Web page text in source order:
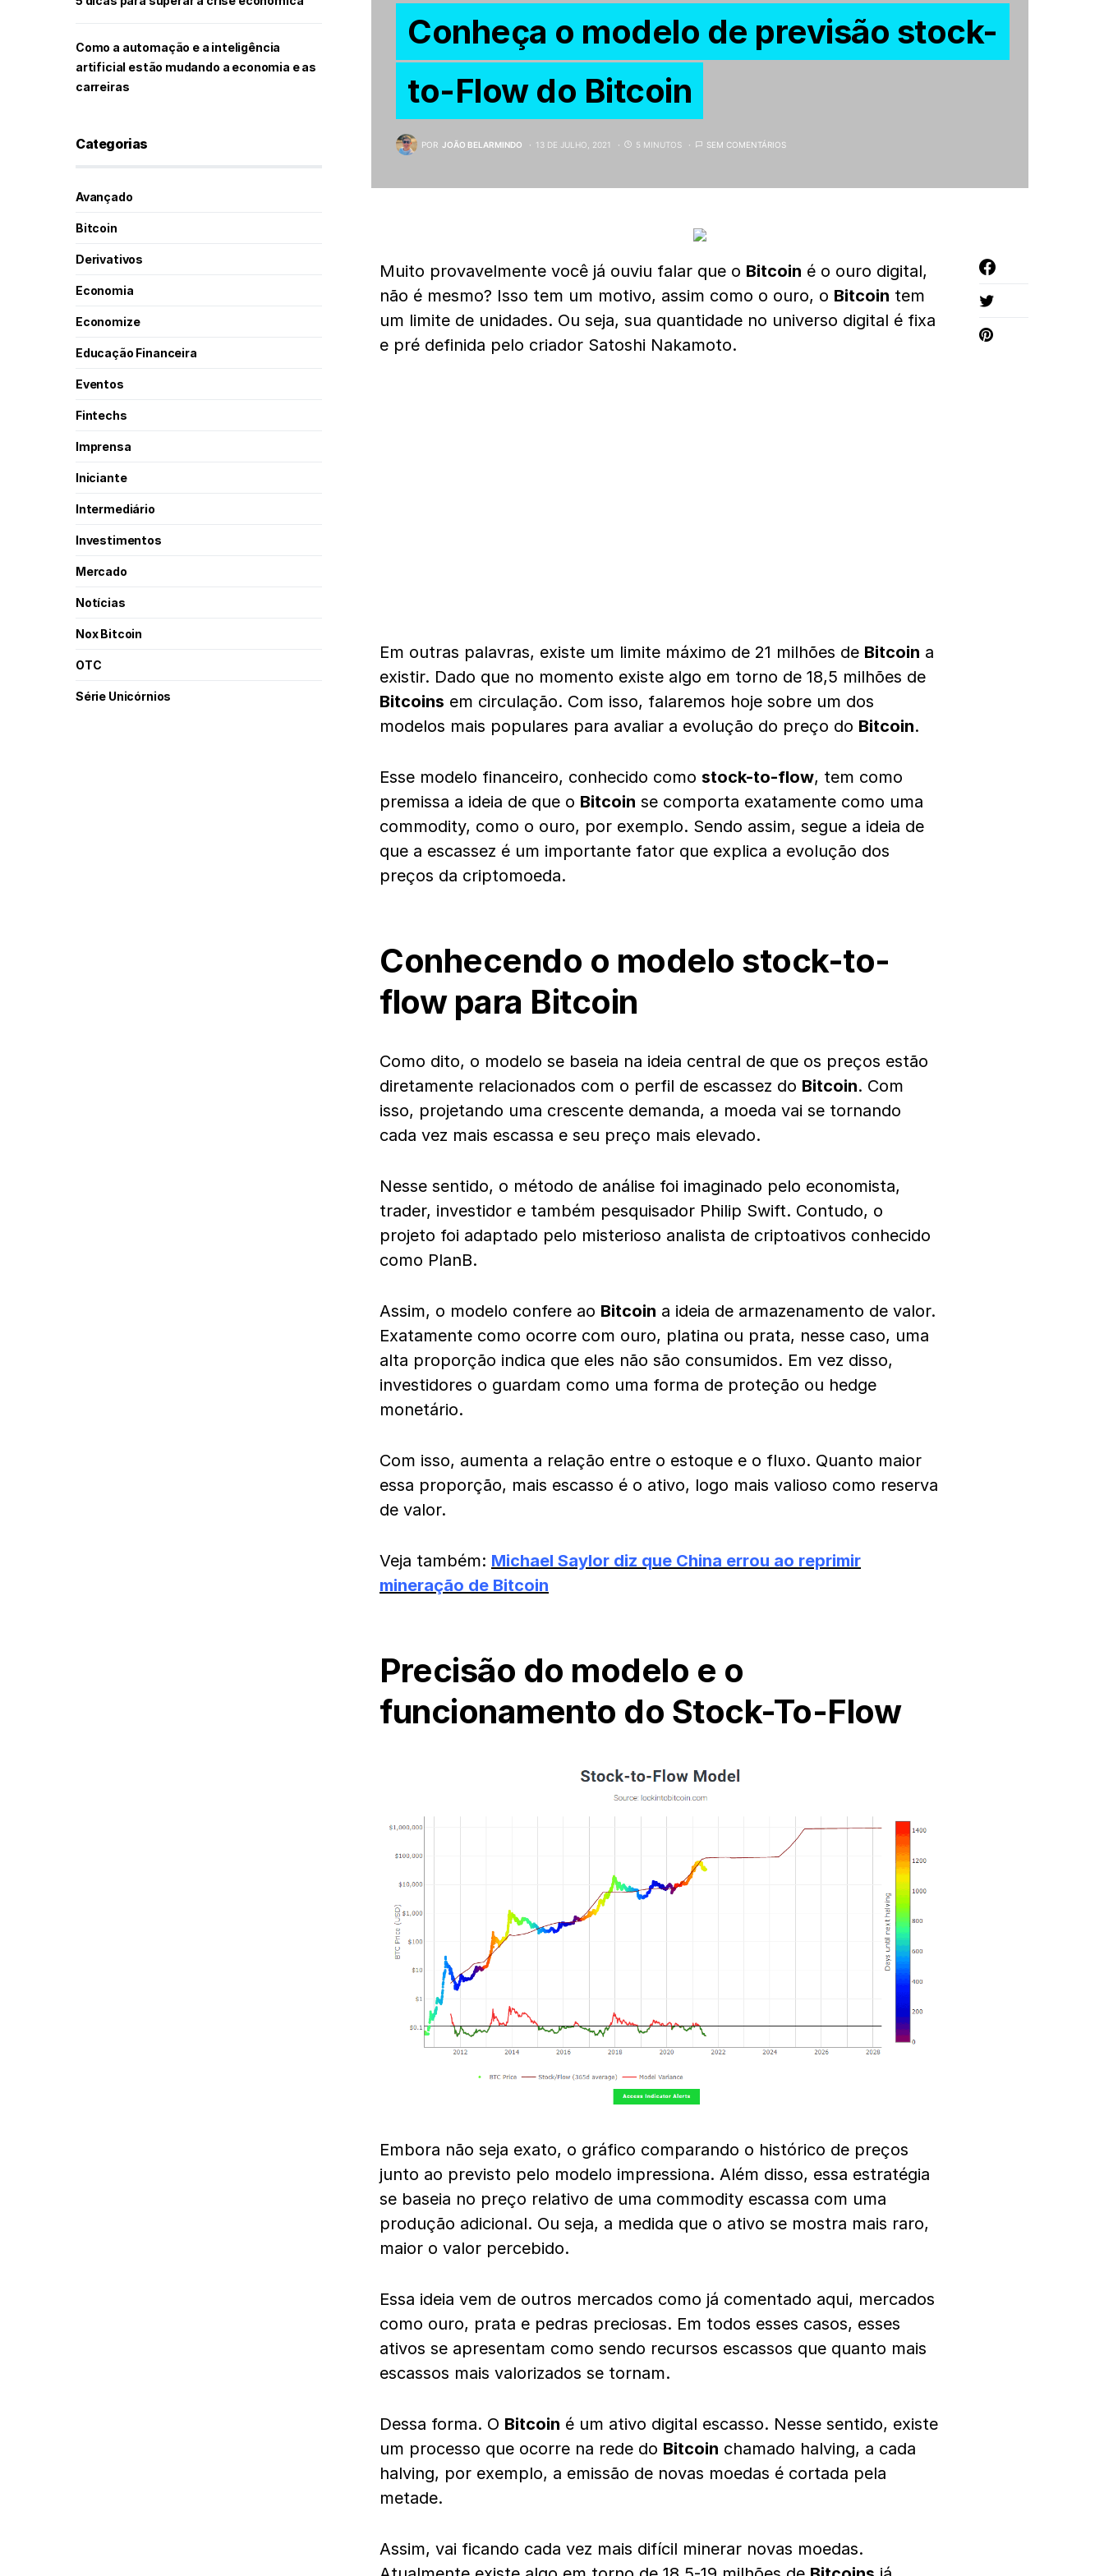
Conheça o modelo de previsão stock-
to-Flow do Bitcoin
POR JOÃO BELARMINDO 13 DE JULHO, 2021 5 MINUTOS SEM COMENTÁRIOS
Muito provavelmente você já ouviu falar que o Bitcoin é o ouro digital,
não é mesmo? Isso tem um motivo, assim como o ouro, o Bitcoin tem
um limite de unidades. Ou seja, sua quantidade no universo digital é fixa
e pré definida pelo criador Satoshi Nakamoto.
Em outras palavras, existe um limite máximo de 21 milhões de Bitcoin a
existir. Dado que no momento existe algo em torno de 18,5 milhões de
Bitcoins em circulação. Com isso, falaremos hoje sobre um dos
modelos mais populares para avaliar a evolução do preço do Bitcoin.
Esse modelo financeiro, conhecido como stock-to-flow, tem como
premissa a ideia de que o Bitcoin se comporta exatamente como uma
commodity, como o ouro, por exemplo. Sendo assim, segue a ideia de
que a escassez é um importante fator que explica a evolução dos
preços da criptomoeda.
Conhecendo o modelo stock-to-
flow para Bitcoin
Como dito, o modelo se baseia na ideia central de que os preços estão
diretamente relacionados com o perfil de escassez do Bitcoin. Com
isso, projetando uma crescente demanda, a moeda vai se tornando
cada vez mais escassa e seu preço mais elevado.
Nesse sentido, o método de análise foi imaginado pelo economista,
trader, investidor e também pesquisador Philip Swift. Contudo, o
projeto foi adaptado pelo misterioso analista de criptoativos conhecido
como PlanB.
Assim, o modelo confere ao Bitcoin a ideia de armazenamento de valor.
Exatamente como ocorre com ouro, platina ou prata, nesse caso, uma
alta proporção indica que eles não são consumidos. Em vez disso,
investidores o guardam como uma forma de proteção ou hedge
monetário.
Com isso, aumenta a relação entre o estoque e o fluxo. Quanto maior
essa proporção, mais escasso é o ativo, logo mais valioso como reserva
de valor.
Veja também: Michael Saylor diz que China errou ao reprimir
mineração de Bitcoin
Precisão do modelo e o
funcionamento do Stock-To-Flow
Embora não seja exato, o gráfico comparando o histórico de preços
junto ao previsto pelo modelo impressiona. Além disso, essa estratégia
se baseia no preço relativo de uma commodity escassa com uma
produção adicional. Ou seja, a medida que o ativo se mostra mais raro,
maior o valor percebido.
Essa ideia vem de outros mercados como já comentado aqui, mercados
como ouro, prata e pedras preciosas. Em todos esses casos, esses
ativos se apresentam como sendo recursos escassos que quanto mais
escassos mais valorizados se tornam.
Dessa forma. O Bitcoin é um ativo digital escasso. Nesse sentido, existe
um processo que ocorre na rede do Bitcoin chamado halving, a cada
halving, por exemplo, a emissão de novas moedas é cortada pela
metade.
Assim, vai ficando cada vez mais difícil minerar novas moedas.
Como a automação e a inteligência
artificial estão mudando a economia e as
carreiras
Categorias
Avançado
Bitcoin
Derivativos
Economia
Economize
Educação Financeira
Eventos
Fintechs
Imprensa
Iniciante
Intermediário
Investimentos
Mercado
Notícias
Nox Bitcoin
OTC
Série Unicórnios